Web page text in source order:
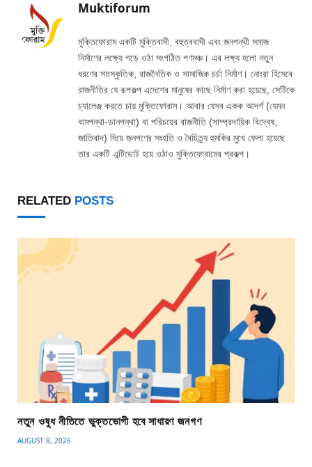
Muktiforum
মুক্তিফোরাম একটি মুক্তিবাদী, বহুত্ববাদী এবং জনপন্থী সমাজ
নির্মাণের লক্ষ্যে গড়ে ওঠা সংগঠিত গণমঞ্চ। এর লক্ষ্য হলো নতুন
ধরণের সাংস্কৃতিক, রাজনৈতিক ও সামাজিক চর্চা নির্মাণ। নোংরা হিসেবে
রাজনীতির যে রূপকল্প এদেশের মানুষের কাছে নির্মাণ করা হয়েছে, সেটিকে
চ্যালেঞ্জ করতে চায় মুক্তিফোরাম। আবার যেসব একক আদর্শ (যেমন
বামপন্থা-ডানপন্থা) বা পরিচয়ের রাজনীতি (সাম্প্রদায়িক বিদ্বেষ,
জাতিবাদ) দিয়ে জনগণের সংহতি ও বৈচিত্র্য হুমকির মুখে ফেলা হয়েছে
তার একটি এন্টিডোট হয়ে ওঠাও মুক্তিফোরামের প্রকল্প।
RELATED POSTS
নতুন ওষুধ নীতিতে ভুক্তভোগী হবে সাধারণ জনগণ
AUGUST 8, 2026